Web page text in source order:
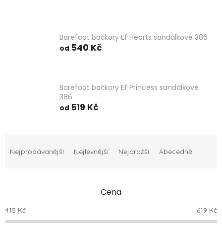
Barefoot bačkory Ef Hearts sandálkové 386
od 540 Kč
Barefoot bačkory Ef Princess sandálkové
386
od 519 Kč
a
p
r
o
Nejprodávanější Nejlevnější Nejdražší Abecedně
Cena
415 Kč 619 Kč